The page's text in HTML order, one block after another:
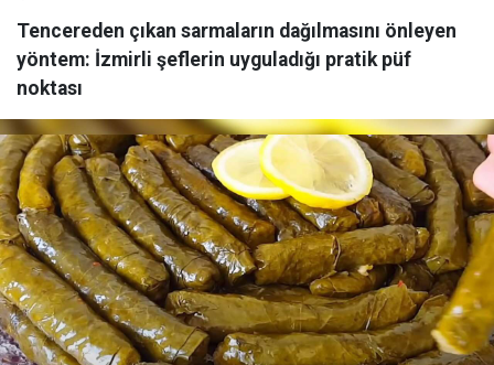
Tencereden çıkan sarmaların dağılmasını önleyen
yöntem: İzmirli şeflerin uyguladığı pratik püf
noktası